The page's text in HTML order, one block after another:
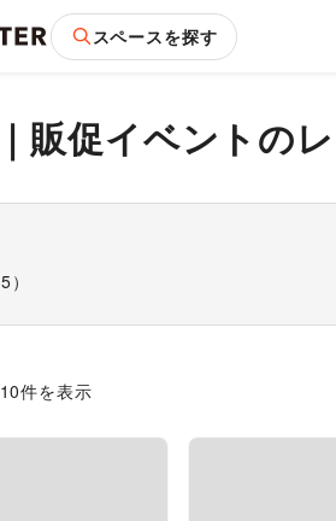
スペースを探す
｜ 販促イベントの
5）
10件を表示